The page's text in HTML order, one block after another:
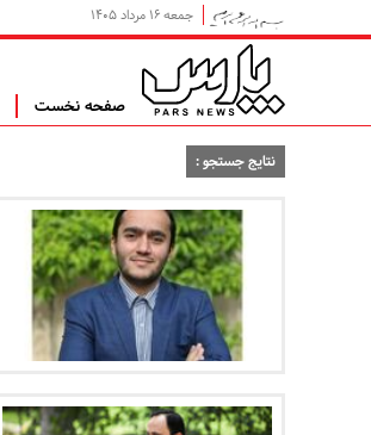
جمعه ۱۶ مرداد ۱۴۰۵
صفحه نخست
نتایج جستجو :